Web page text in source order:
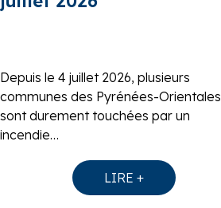
Depuis le 4 juillet 2026, plusieurs
communes des Pyrénées-Orientales
sont durement touchées par un
incendie…
LIRE +